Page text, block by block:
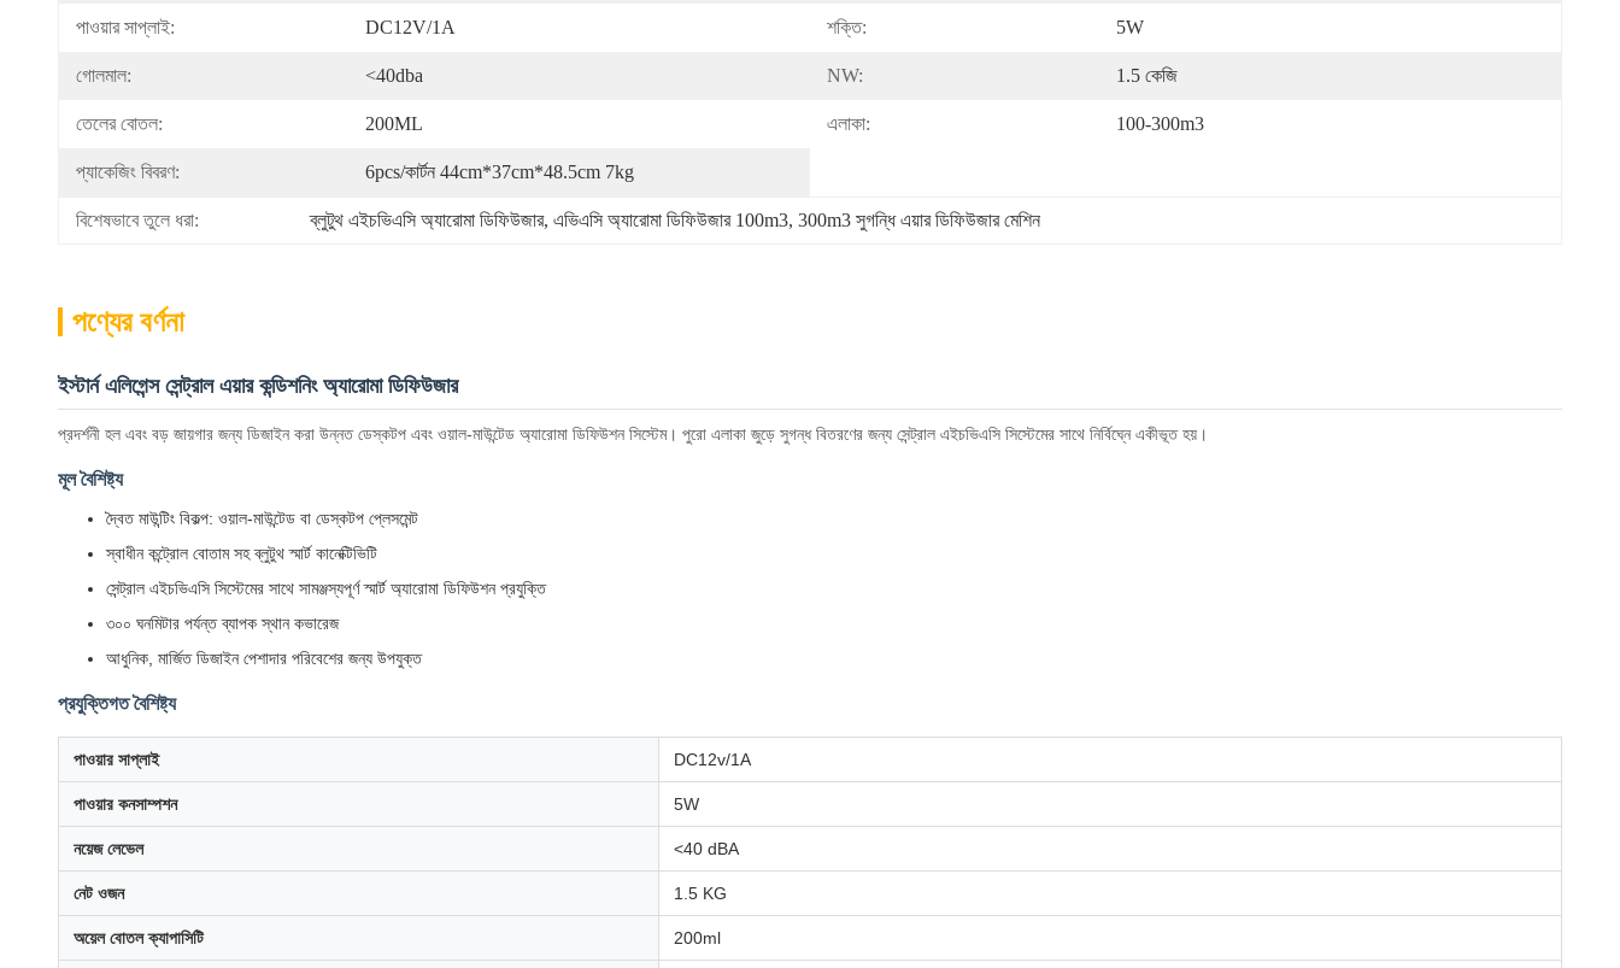
পাওয়ার সাপ্লাই: DC12V/1A শক্তি: 5W
গোলমাল: <40dba NW: 1.5 কেজি
তেলের বোতল: 200ML এলাকা: 100-300m3
প্যাকেজিং বিবরণ: 6pcs/কার্টন 44cm*37cm*48.5cm 7kg
বিশেষভাবে তুলে ধরা: ব্লুটুথ এইচভিএসি অ্যারোমা ডিফিউজার, এভিএসি অ্যারোমা ডিফিউজার 100m3, 300m3 সুগন্ধি এয়ার ডিফিউজার মেশিন
পণ্যের বর্ণনা
ইস্টার্ন এলিগেন্স সেন্ট্রাল এয়ার কন্ডিশনিং অ্যারোমা ডিফিউজার
প্রদর্শনী হল এবং বড় জায়গার জন্য ডিজাইন করা উন্নত ডেস্কটপ এবং ওয়াল-মাউন্টেড অ্যারোমা ডিফিউশন সিস্টেম। পুরো এলাকা জুড়ে সুগন্ধ বিতরণের জন্য সেন্ট্রাল এইচভিএসি সিস্টেমের সাথে নির্বিঘ্নে একীভূত হয়।
মূল বৈশিষ্ট্য
দ্বৈত মাউন্টিং বিকল্প: ওয়াল-মাউন্টেড বা ডেস্কটপ প্লেসমেন্ট
স্বাধীন কন্ট্রোল বোতাম সহ ব্লুটুথ স্মার্ট কানেক্টিভিটি
সেন্ট্রাল এইচভিএসি সিস্টেমের সাথে সামঞ্জস্যপূর্ণ স্মার্ট অ্যারোমা ডিফিউশন প্রযুক্তি
৩০০ ঘনমিটার পর্যন্ত ব্যাপক স্থান কভারেজ
আধুনিক, মার্জিত ডিজাইন পেশাদার পরিবেশের জন্য উপযুক্ত
প্রযুক্তিগত বৈশিষ্ট্য
পাওয়ার সাপ্লাই DC12v/1A
পাওয়ার কনসাম্পশন 5W
নয়েজ লেভেল <40 dBA
নেট ওজন 1.5 KG
অয়েল বোতল ক্যাপাসিটি 200ml